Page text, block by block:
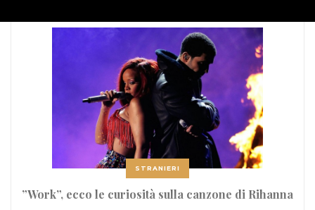
STRANIERI
”Work”, ecco le curiosità sulla canzone di Rihanna